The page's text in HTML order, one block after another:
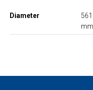
Diameter
561
mm